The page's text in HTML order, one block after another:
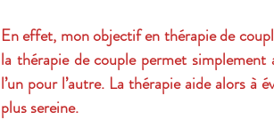
En effet, mon objectif en thérapie de
la thérapie de couple permet
l’un pour l’autre. La thérapie aide alors
plus sereine.